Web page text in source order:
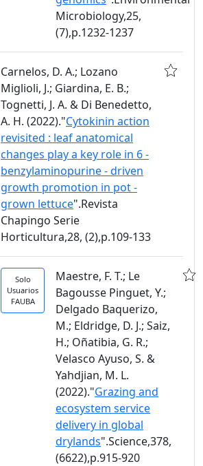
Microbiology,25,
(7),p.1232-1237
Carnelos, D. A.; Lozano
Miglioli, J.; Giardina, E. B.;
Tognetti, J. A. & Di Benedetto,
A. H. (2022)."Cytokinin action
revisited : leaf anatomical
changes play a key role in 6 -
benzylaminopurine - driven
growth promotion in pot -
grown lettuce".Revista
Chapingo Serie
Horticultura,28, (2),p.109-133
Solo
Usuarios
FAUBA
Maestre, F. T.; Le
Bagousse Pinguet, Y.;
Delgado Baquerizo,
M.; Eldridge, D. J.; Saiz,
H.; Oñatibia, G. R.;
Velasco Ayuso, S. &
Yahdjian, M. L.
(2022)."Grazing and
ecosystem service
delivery in global
drylands".Science,378,
(6622),p.915-920